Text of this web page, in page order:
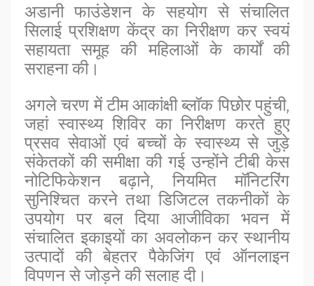
अडानी फाउंडेशन के सहयोग से संचालित
सिलाई प्रशिक्षण केंद्र का निरीक्षण कर स्वयं
सहायता समूह की महिलाओं के कार्यों की
सराहना की।
अगले चरण में टीम आकांक्षी ब्लॉक पिछोर पहुंची,
जहां स्वास्थ्य शिविर का निरीक्षण करते हुए
प्रसव सेवाओं एवं बच्चों के स्वास्थ्य से जुड़े
संकेतकों की समीक्षा की गई उन्होंने टीबी केस
नोटिफिकेशन बढ़ाने, नियमित मॉनिटरिंग
सुनिश्चित करने तथा डिजिटल तकनीकों के
उपयोग पर बल दिया आजीविका भवन में
संचालित इकाइयों का अवलोकन कर स्थानीय
उत्पादों की बेहतर पैकेजिंग एवं ऑनलाइन
विपणन से जोड़ने की सलाह दी।